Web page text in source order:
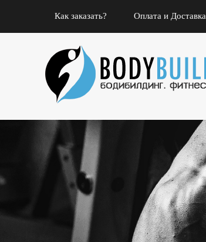
Как заказать? Оплата и Доставка